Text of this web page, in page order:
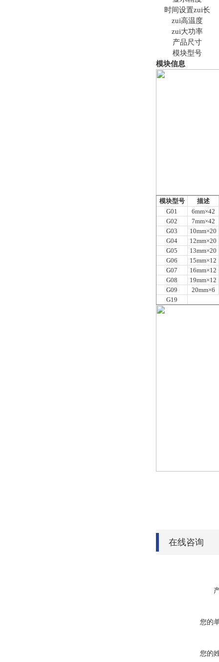
时间设置zui长
zui高温度
zui大功率
产品尺寸
模块型号
模块信息
模块型号
描述
G01
6mm×42
G02
7mm×42
G03
10mm×20
G04
12mm×20
G05
13mm×20
G06
15mm×12
G07
16mm×12
G08
19mm×12
G09
20mm×6
G19
在线咨询
您的
您的